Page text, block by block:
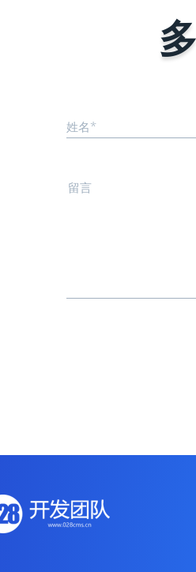
定。而定制开发是从0到1的过程...
姓名*